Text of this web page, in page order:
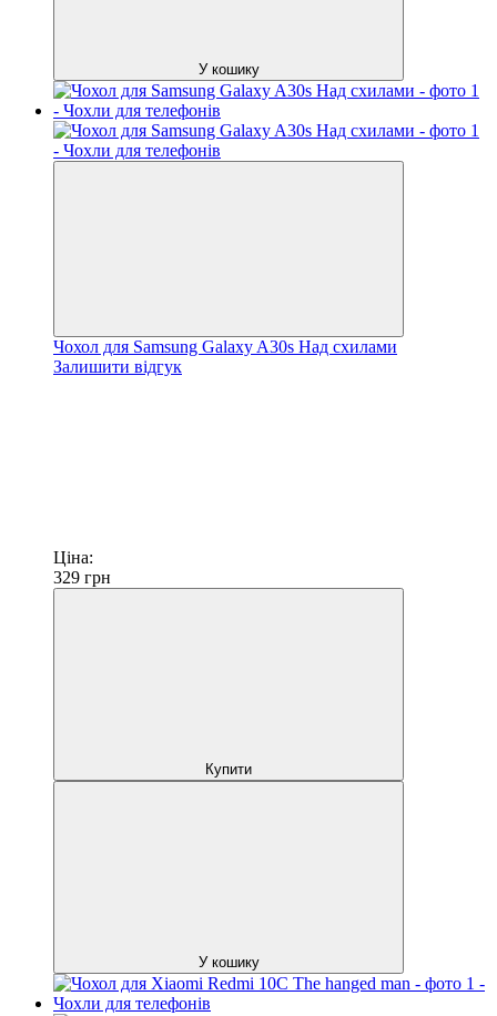
У кошику
Чохол для Samsung Galaxy A30s Над схилами
Залишити відгук
Ціна:
329 грн
Купити
У кошику